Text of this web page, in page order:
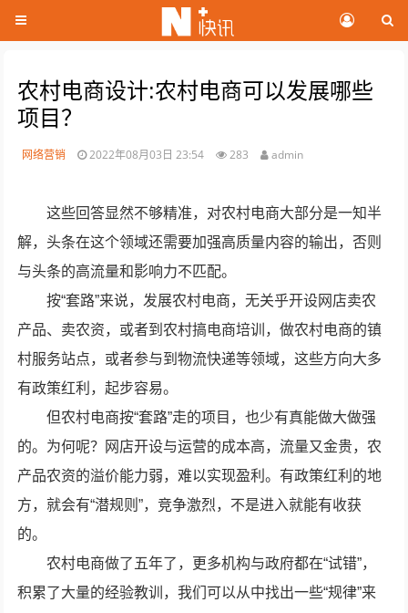
农村电商设计:农村电商可以发展哪些
项目？
网络营销 2022年08月03日 23:54 283 admin
这些回答显然不够精准，对农村电商大部分是一知半
解，头条在这个领域还需要加强高质量内容的输出，否则
与头条的高流量和影响力不匹配。
按“套路”来说，发展农村电商，无关乎开设网店卖农
产品、卖农资，或者到农村搞电商培训，做农村电商的镇
村服务站点，或者参与到物流快递等领域，这些方向大多
有政策红利，起步容易。
但农村电商按“套路”走的项目，也少有真能做大做强
的。为何呢？网店开设与运营的成本高，流量又金贵，农
产品农资的溢价能力弱，难以实现盈利。有政策红利的地
方，就会有“潜规则”，竞争激烈，不是进入就能有收获
的。
农村电商做了五年了，更多机构与政府都在“试错”，
积累了大量的经验教训，我们可以从中找出一些“规律”来